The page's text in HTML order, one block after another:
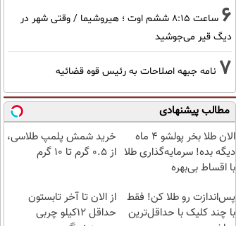
6
ساعت ۸:۱۵ ششم اوت ؛ هیروشیما / وقتی شهر در
دیگ قیر می‌جوشید
7 نامه جبهه اصلاحات به رئیس قوه قضائیه
مطالب پیشنهادی
الان طلا بخر پولشو 4 ماه
دیگه بده! سرمایه‌گذاری طلا
با اقساط بی‌بهره
خرید شمش پلمپ طلاسی،
از ۰.۵ گرم تا ۱۰ گرم
پس‌اندازت رو طلا کن! فقط
با چند کلیک با حداقل‌ترین
از الان تا آخر تابستون
حداقل 12کیلو چربی